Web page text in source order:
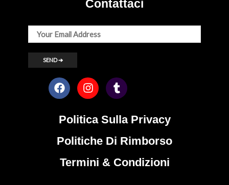
Contattaci
Politica Sulla Privacy
Politiche Di Rimborso
Termini & Condizioni